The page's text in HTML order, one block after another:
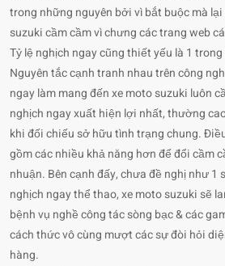
trong những nguyên bởi vì bắt buộc mà
suzuki cầm cầm vì chưng các trang web
Tỷ lệ nghịch ngay cũng thiết yếu là 1
Nguyên tắc cạnh tranh nhau trên công
ngay làm mang đến xe moto suzuki luôn
nghịch ngay xuất hiện lợi nhất, thường
khi đối chiếu sở hữu tình trạng chung.
gồm các nhiều khả năng hơn để đổi cầm
nhuận. Bên cạnh đấy, chưa đề nghị như 1
nghịch ngay thể thao, xe moto suzuki sẽ
bệnh vụ nghề công tác sòng bạc & các
cách thức vô cùng mượt các sự đòi hỏi
hàng.